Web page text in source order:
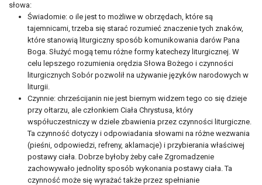
słowa:
Świadomie: o ile jest to możliwe w obrzędach, które są
tajemnicami, trzeba się starać rozumieć znaczenie tych znaków,
które stanowią liturgiczny sposób komunikowania darów Pana
Boga. Służyć mogą temu różne formy katechezy liturgicznej. W
celu lepszego rozumienia orędzia Słowa Bożego i czynności
liturgicznych Sobór pozwolił na używanie języków narodowych w
liturgii.
Czynnie: chrześcijanin nie jest biernym widzem tego co się dzieje
przy ołtarzu, ale członkiem Ciała Chrystusa, który
współuczestniczy w dziele zbawienia przez czynności liturgiczne.
Ta czynność dotyczy i odpowiadania słowami na różne wezwania
(pieśni, odpowiedzi, refreny, aklamacje) i przybierania właściwej
postawy ciała. Dobrze byłoby żeby całe Zgromadzenie
zachowywało jednolity sposób wykonania postawy ciała. Ta
czynność może się wyrażać także przez spełnianie